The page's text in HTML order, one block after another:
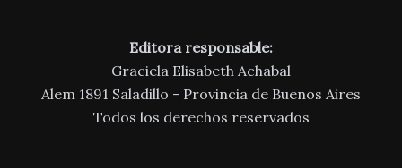
Editora responsable:
Graciela Elisabeth Achabal
Alem 1891 Saladillo - Provincia de Buenos Aires
Todos los derechos reservados